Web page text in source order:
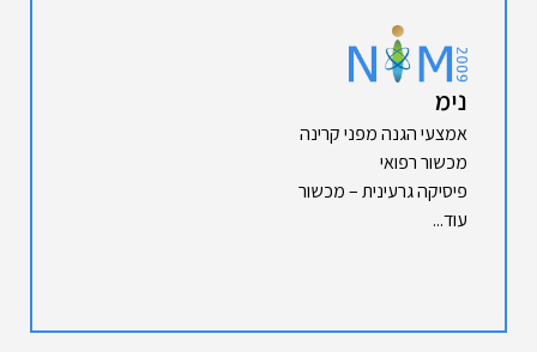
נימ
אמצעי הגנה מפני קרינה
מכשור רפואי
פיסיקה גרעינית – מכשור
עוד...